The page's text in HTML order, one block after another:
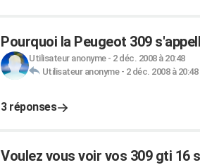
Pourquoi la Peugeot 309
Utilisateur anonyme- 2 déc. 2008 à 20:48
Utilisateur anonyme- 2 déc. 2008 à 20:48
3 réponses
Voulez vous voir vos 309 gti 16